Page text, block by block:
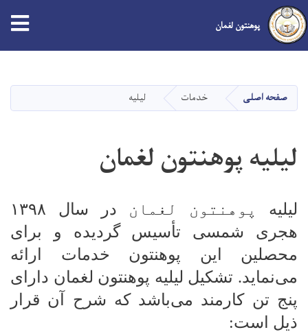
main
content
پوهنتون لغمان
صفحه اصلی خدمات لیلیه
لیلیه پوهنتون لغمان
لیلیه پوهنتون لغمان در سال ۱۳۹۸
هجری شمسی تأسیس گردیده و برای
محصلین این پوهنتون خدمات ارائه
می‌نماید. تشکیل لیلیه پوهنتون لغمان دارای
پنج تن کارمند می‌باشد که شرح آن قرار
ذیل است: